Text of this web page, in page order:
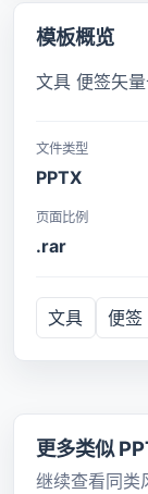
模板概览
文具 便签矢
文件类型
PPTX
页面比例
.rar
文具 便签
更多类似
继续查看同类